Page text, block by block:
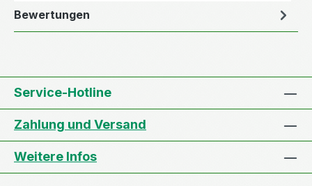
Bewertungen
Service-Hotline
Zahlung und Versand
Weitere Infos